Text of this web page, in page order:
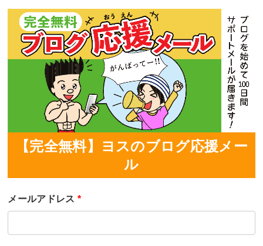
【完全無料】ヨスのブログ応援メー
ル
メールアドレス *